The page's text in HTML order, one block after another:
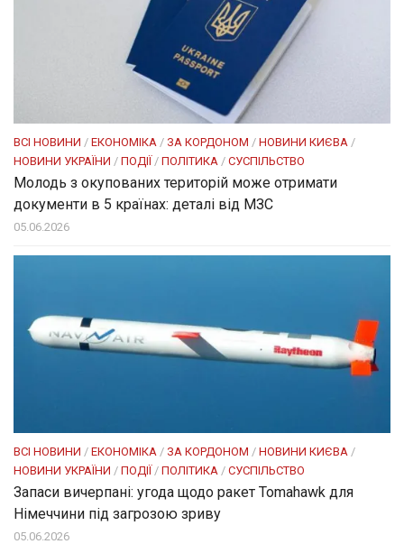
ВСІ НОВИНИ / ЕКОНОМІКА / ЗА КОРДОНОМ / НОВИНИ КИЄВА /
НОВИНИ УКРАЇНИ / ПОДІЇ / ПОЛІТИКА / СУСПІЛЬСТВО
Молодь з окупованих територій може отримати
документи в 5 країнах: деталі від МЗС
05.06.2026
ВСІ НОВИНИ / ЕКОНОМІКА / ЗА КОРДОНОМ / НОВИНИ КИЄВА /
НОВИНИ УКРАЇНИ / ПОДІЇ / ПОЛІТИКА / СУСПІЛЬСТВО
Запаси вичерпані: угода щодо ракет Tomahawk для
Німеччини під загрозою зриву
05.06.2026